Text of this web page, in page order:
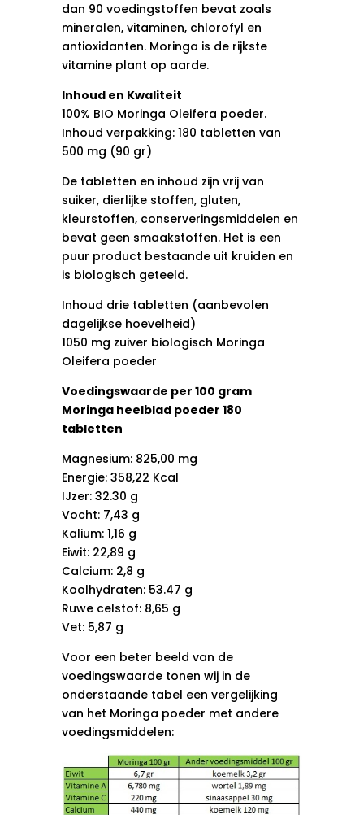
dan 90 voedingstoffen bevat zoals
mineralen, vitaminen, chlorofyl en
antioxidanten. Moringa is de rijkste
vitamine plant op aarde.
Inhoud en Kwaliteit
100% BIO Moringa Oleifera poeder.
Inhoud verpakking: 180 tabletten van
500 mg (90 gr)
De tabletten en inhoud zijn vrij van
suiker, dierlijke stoffen, gluten,
kleurstoffen, conserveringsmiddelen en
bevat geen smaakstoffen. Het is een
puur product bestaande uit kruiden en
is biologisch geteeld.
Inhoud drie tabletten (aanbevolen
dagelijkse hoevelheid)
1050 mg zuiver biologisch Moringa
Oleifera poeder
Voedingswaarde per 100 gram
Moringa heelblad poeder 180
tabletten
Magnesium: 825,00 mg
Energie: 358,22 Kcal
IJzer: 32.30 g
Vocht: 7,43 g
Kalium: 1,16 g
Eiwit: 22,89 g
Calcium: 2,8 g
Koolhydraten: 53.47 g
Ruwe celstof: 8,65 g
Vet: 5,87 g
Voor een beter beeld van de
voedingswaarde tonen wij in de
onderstaande tabel een vergelijking
van het Moringa poeder met andere
voedingsmiddelen: